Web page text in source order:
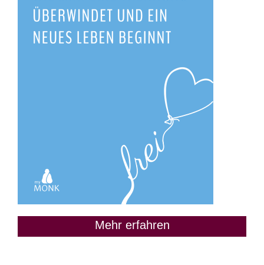
Mehr erfahren